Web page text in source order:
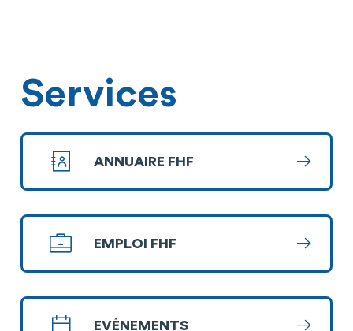
Services
ANNUAIRE FHF
EMPLOI FHF
EVÉNEMENTS